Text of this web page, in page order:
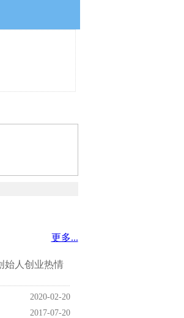
更多...
始人创业热情
2020-02-20
2017-07-20